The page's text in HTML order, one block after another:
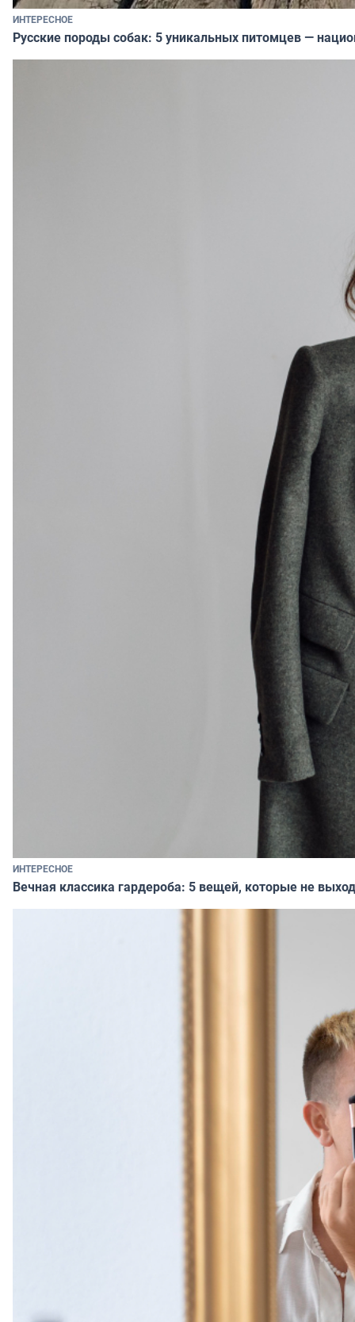
ИНТЕРЕСНОЕ
Русские породы собак: 5 уникальных питомцев —
ИНТЕРЕСНОЕ
Вечная классика гардероба: 5 вещей, которые не